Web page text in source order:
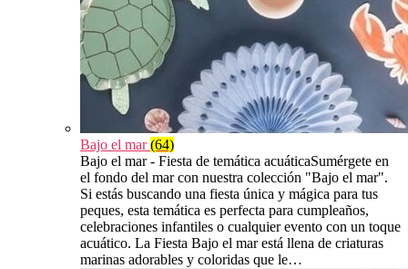
Bajo el mar(64)
Bajo el mar - Fiesta de temática acuáticaSumérgete en
el fondo del mar con nuestra colección "Bajo el mar".
Si estás buscando una fiesta única y mágica para tus
peques, esta temática es perfecta para cumpleaños,
celebraciones infantiles o cualquier evento con un toque
acuático. La Fiesta Bajo el mar está llena de criaturas
marinas adorables y coloridas que le…